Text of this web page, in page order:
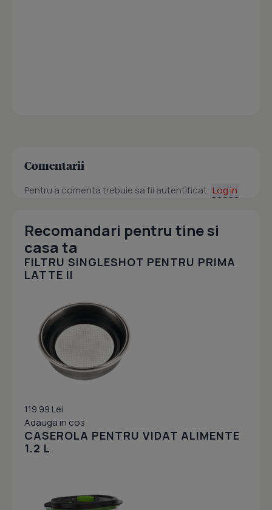
Comentarii
Pentru a comenta trebuie sa fii autentificat. Log in
Recomandari pentru tine si
casa ta
FILTRU SINGLESHOT PENTRU PRIMA
LATTE II
119.99 Lei
Adauga in cos
CASEROLA PENTRU VIDAT ALIMENTE
1.2 L